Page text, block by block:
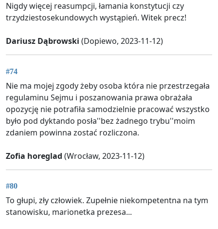
Nigdy więcej reasumpcji, łamania konstytucji czy
trzydziestosekundowych wystąpień. Witek precz!
Dariusz Dąbrowski (Dopiewo, 2023-11-12)
#74
Nie ma mojej zgody żeby osoba która nie przestrzegała
regulaminu Sejmu i poszanowania prawa obrażała
opozycję nie potrafiła samodzielnie pracować wszystko
było pod dyktando posła''bez żadnego trybu''moim
zdaniem powinna zostać rozliczona.
Zofia horeglad (Wrocław, 2023-11-12)
#80
To głupi, zły człowiek. Zupełnie niekompetentna na tym
stanowisku, marionetka prezesa...